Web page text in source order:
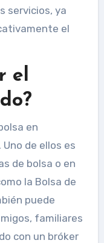
servicios, ya
el
el
en
de ellos es
de bolsa o en
la Bolsa de
puede
familiares
con un bróker